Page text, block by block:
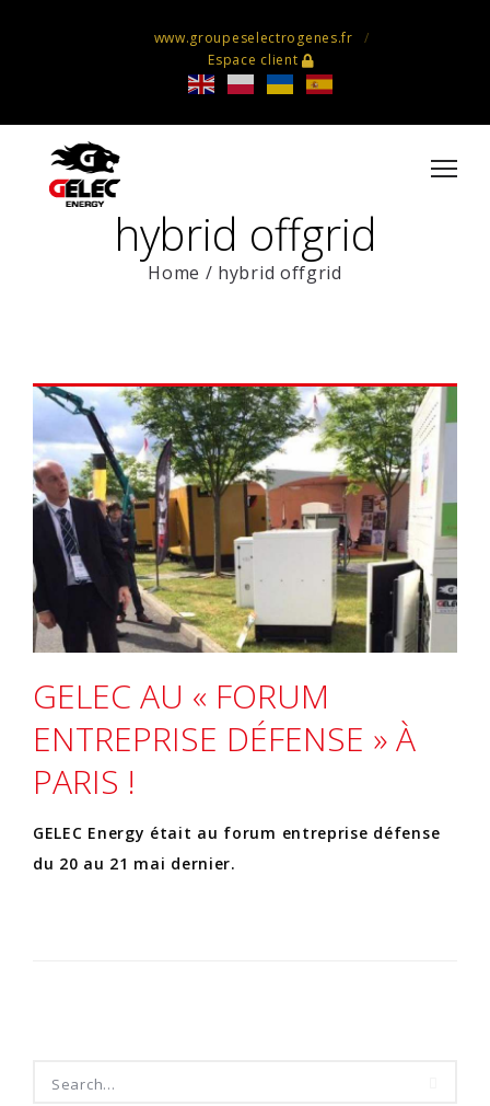
www.groupeselectrogenes.fr
Espace client
hybrid offgrid
Home / hybrid offgrid
GELEC AU « FORUM
ENTREPRISE DÉFENSE » À
PARIS !
GELEC Energy était au forum entreprise défense
du 20 au 21 mai dernier.